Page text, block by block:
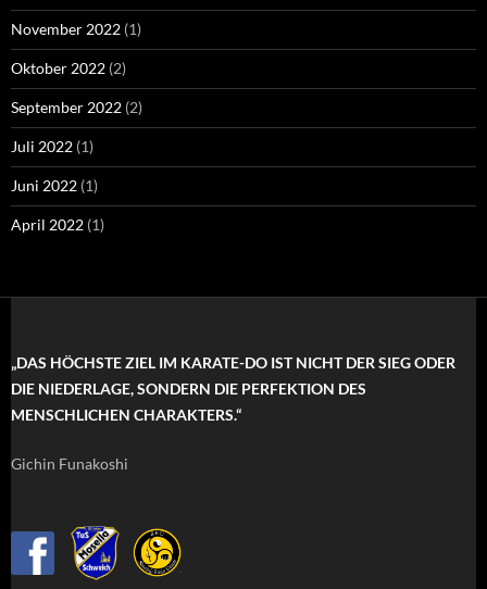
November 2022 (1)
Oktober 2022 (2)
September 2022 (2)
Juli 2022 (1)
Juni 2022 (1)
April 2022 (1)
„DAS HÖCHSTE ZIEL IM KARATE-DO IST NICHT DER SIEG ODER
DIE NIEDERLAGE, SONDERN DIE PERFEKTION DES
MENSCHLICHEN CHARAKTERS.“
Gichin Funakoshi